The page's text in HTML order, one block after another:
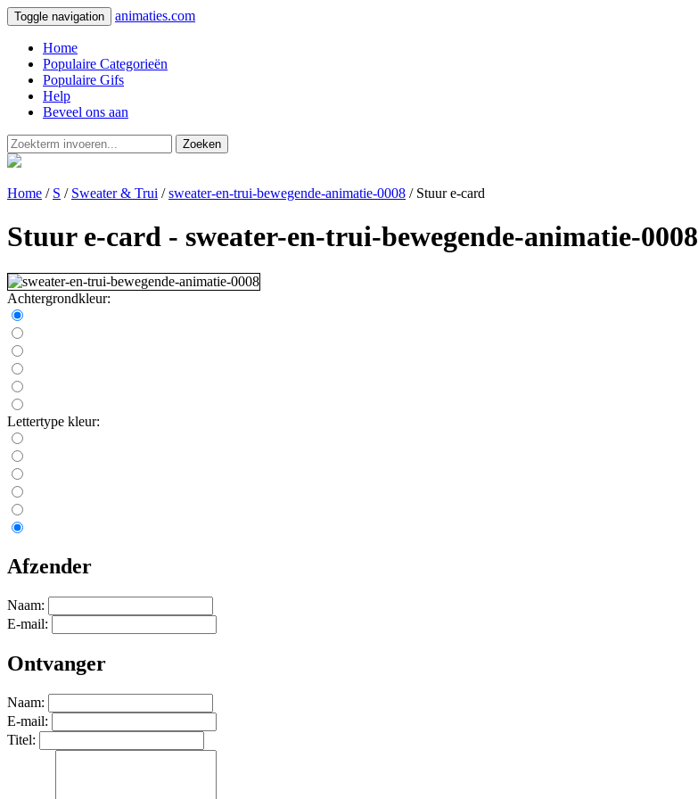
Toggle navigation animaties.com
Home
Populaire Categorieën
Populaire Gifs
Help
Beveel ons aan
Zoeken
Home / S / Sweater & Trui /sweater-en-trui-bewegende-animatie-0008 / Stuur e-card
Stuur e-card - sweater-en-trui-bewegende-animatie-0008
Achtergrondkleur:
Lettertype kleur:
Afzender
Naam:
E-mail:
Ontvanger
Naam:
E-mail:
Titel: